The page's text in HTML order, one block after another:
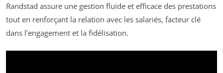
Randstad assure une gestion fluide et efficace des prestations
tout en renforçant la relation avec les salariés, facteur clé
dans l’engagement et la fidélisation.